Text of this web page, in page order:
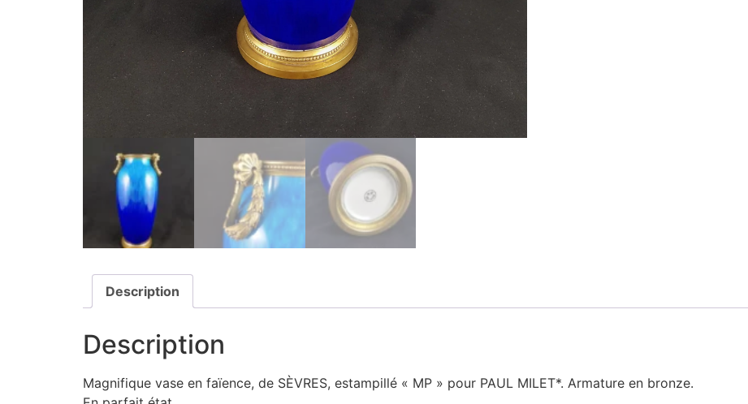
Description
Description
Magnifique vase en faïence, de SÈVRES, estampillé « MP » pour PAUL MILET*. Armature en bronze.